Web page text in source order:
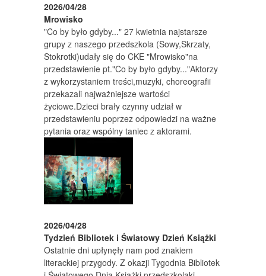
2026/04/28
Mrowisko
"Co by było gdyby..." 27 kwietnia najstarsze
grupy z naszego przedszkola (Sowy,Skrzaty,
Stokrotki)udały się do CKE "Mrowisko"na
przedstawienie pt."Co by było gdyby..."Aktorzy
z wykorzystaniem treści,muzyki, choreografii
przekazali najważniejsze wartości
życiowe.Dzieci brały czynny udział w
przedstawieniu poprzez odpowiedzi na ważne
pytania oraz wspólny taniec z aktorami.
2026/04/28
Tydzień Bibliotek i Światowy Dzień Książki
Ostatnie dni upłynęły nam pod znakiem
literackiej przygody. Z okazji Tygodnia Bibliotek